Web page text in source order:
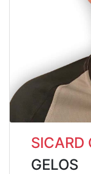
SICARD
GELOS